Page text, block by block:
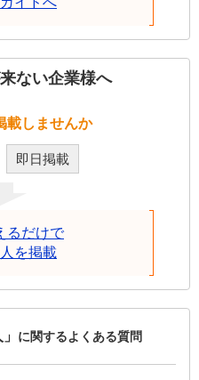
ない企業様へ
載しませんか
即日掲載
るだけで
を掲載
に関するよくある質問